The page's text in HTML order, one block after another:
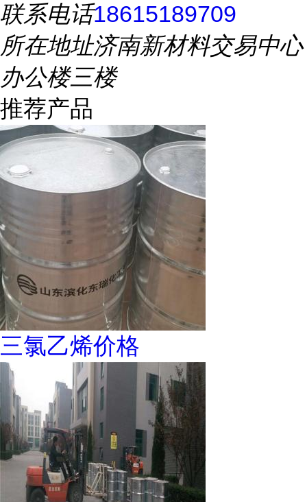
联系电话18615189709
所在地址济南新材料交易中心
办公楼三楼
推荐产品
三氯乙烯价格